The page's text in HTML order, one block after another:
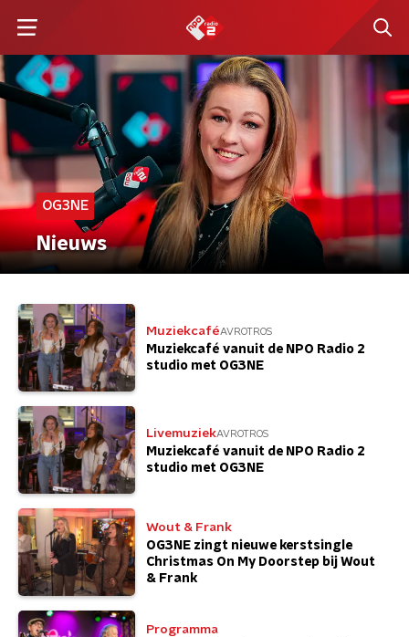
OG3NE
Nieuws
MuziekcaféAVROTROS
Muziekcafé vanuit de NPO Radio 2
studio met OG3NE
LivemuziekAVROTROS
Muziekcafé vanuit de NPO Radio 2
studio met OG3NE
Wout & Frank
OG3NE zingt nieuwe kerstsingle
Christmas On My Doorstep bij Wout
& Frank
Programma